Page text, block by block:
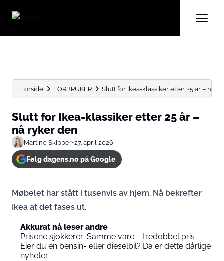
Forside FORBRUKER Slutt for Ikea-klassiker etter 25 år – nå
Slutt for Ikea-klassiker etter 25 år –
nå ryker den
Martine Skipper•27. april 2026
Følg dagens.no på Google
Møbelet har stått i tusenvis av hjem. Nå bekrefter
Ikea at det fases ut.
Akkurat nå leser andre
Prisene sjokkerer: Samme vare – tredobbel pris
Eier du en bensin- eller dieselbil? Da er dette dårlige
nyheter